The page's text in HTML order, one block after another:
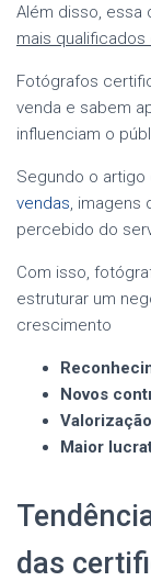
Além disso, essa
mais
Fotógrafos
venda e sabem
influenciam o
Segundo o artigo
vendas, imagens
percebido do
Com isso,
estruturar um
crescimento
Novos
Maior
das